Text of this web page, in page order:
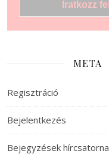
META
Regisztráció
Bejelentkezés
Bejegyzések hírcsatorna